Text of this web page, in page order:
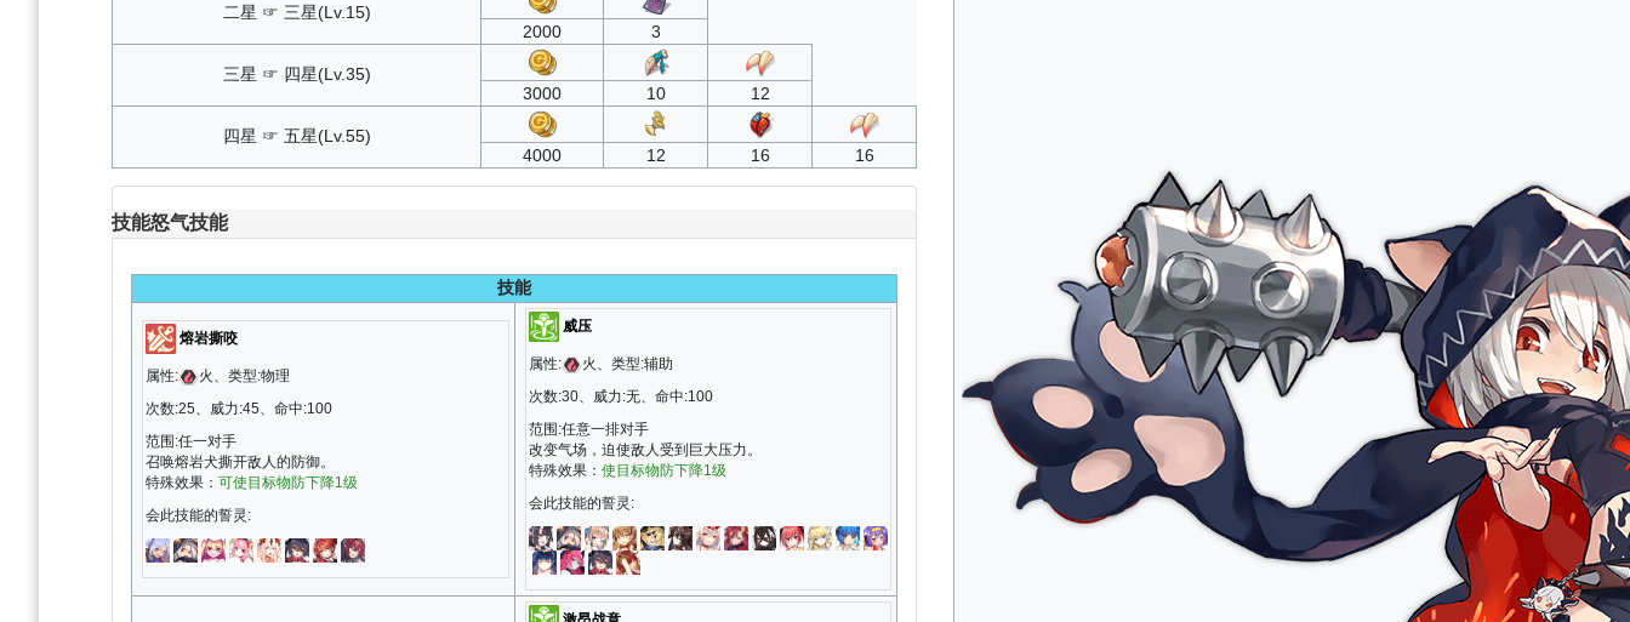
二星 ☞ 三星(Lv.15)
2000
3
三星 ☞ 四星(Lv.35)
3000
10 12
四星 ☞ 五星(Lv.55)
4000
12 16 16
技能怒气技能
技能
熔岩撕咬
属性:
火、类型:物理
次数:25、威力:45、命中:100
范围:任一对手
召唤熔岩犬撕开敌人的防御。
特殊效果： 可使目标物防下降1级
会此技能的誓灵:
威压
属性:
火、类型:辅助
次数:30、威力:无、命中:100
范围:任意一排对手
改变气场，迫使敌人受到巨大压力。
特殊效果： 使目标物防下降1级
会此技能的誓灵: